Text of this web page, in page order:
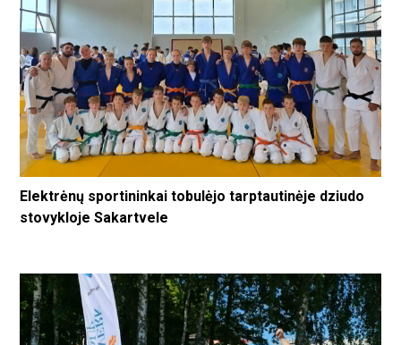
Elektrėnų sportininkai tobulėjo tarptautinėje dziudo
stovykloje Sakartvele